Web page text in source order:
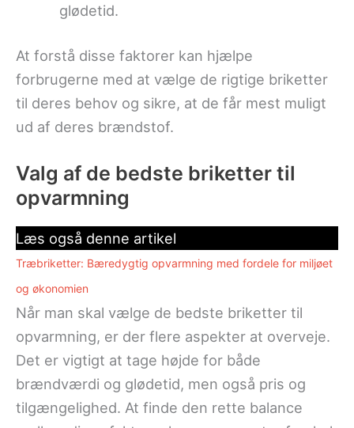
glødetid.
At forstå disse faktorer kan hjælpe
forbrugerne med at vælge de rigtige briketter
til deres behov og sikre, at de får mest muligt
ud af deres brændstof.
Valg af de bedste briketter til
opvarmning
Læs også denne artikel
Træbriketter: Bæredygtig opvarmning med fordele for miljøet
og økonomien
Når man skal vælge de bedste briketter til
opvarmning, er der flere aspekter at overveje.
Det er vigtigt at tage højde for både
brændværdi og glødetid, men også pris og
tilgængelighed. At finde den rette balance